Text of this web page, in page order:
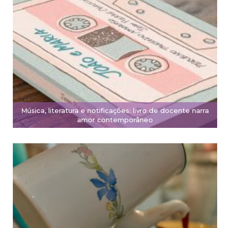
Música, literatura e notificações: livro de docente narra
amor contemporâneo